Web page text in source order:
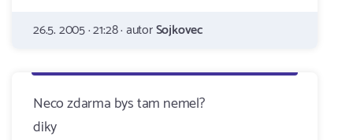
26.5. 2005 · 21:28 · autorSojkovec
Neco zdarma bys tam nemel?
diky